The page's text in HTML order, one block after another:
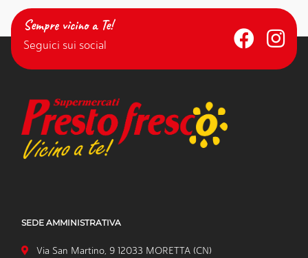
Sempre vicino a Te!
Seguici sui social
SEDE AMMINISTRATIVA
Via San Martino, 9 12033 MORETTA (CN)